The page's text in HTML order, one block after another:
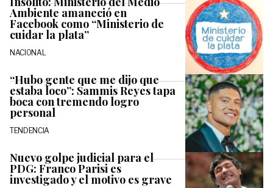
Ambiente amaneció en
Facebook como “Ministerio de
cuidar la plata”
NACIONAL
“Hubo gente que me dijo que
estaba loco”: Sammis Reyes tapa
boca con tremendo logro
personal
TENDENCIA
Nuevo golpe judicial para el
PDG: Franco Parisi es
investigado y el motivo es grave